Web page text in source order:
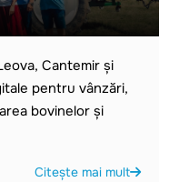
Cantemir și
pentru vânzări,
bovinelor și
Citește mai mult